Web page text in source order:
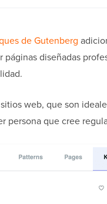
de Gutenberg
páginas diseñadas
web, que son
persona que cree